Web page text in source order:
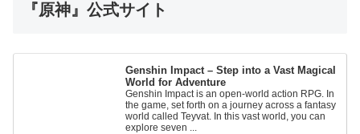
『原神』公式サイト
Genshin Impact – Step into a Vast Magical
World for Adventure
Genshin Impact is an open-world action RPG. In
the game, set forth on a journey across a fantasy
world called Teyvat. In this vast world, you can
explore seven ...